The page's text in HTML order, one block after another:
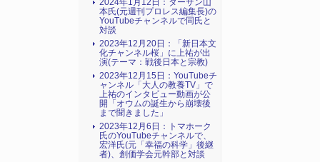
2024年1月12日：ターザン山
本氏(元週刊プロレス編集長)の
YouTubeチャンネルで同氏と
対談
2023年12月20日：「新日本文
化チャンネル桜」に上祐が出
演(テーマ：戦後日本と宗教)
2023年12月15日：YouTubeチ
ャンネル「大人の教養TV」で
上祐のインタビュー動画が公
開「オウムの誕生から崩壊後
まで聞きました」
2023年12月6日：トマホーク
氏のYouTubeチャンネルで、
宏洋氏(元「幸福の科学」後継
者)、創価学会元幹部と対談